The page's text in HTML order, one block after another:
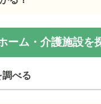
移動はございません。
ーム・介護施設を
べる